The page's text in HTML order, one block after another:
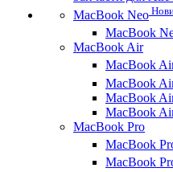
MacBook Neo
MacBook
MacBook Air
MacBook
MacBook
MacBook
MacBook
MacBook Pro
MacBook
MacBook